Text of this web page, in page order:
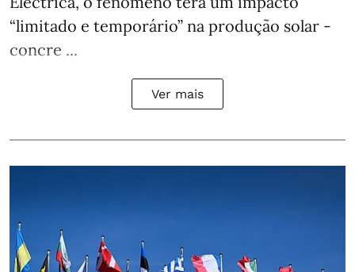
“limitado e temporário” na produção solar -
concre ...
Ver mais